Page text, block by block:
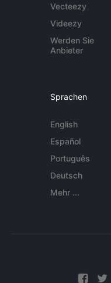
Vecteezy
Videezy
Werden Sie
Anbieter
Sprachen
English
Español
Português
Deutsch
Mehr ...